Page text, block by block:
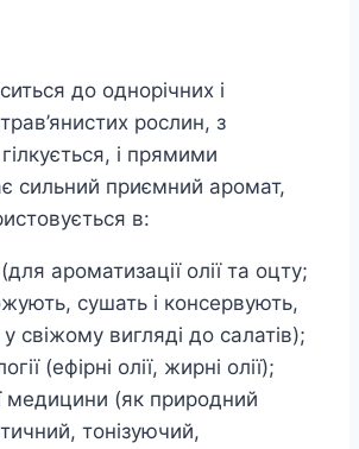
до однорічних і
рослин, з
і прямими
сильний приємний аромат,
в:
(для ароматизації олії та оцту;
сушать і консервують,
свіжому вигляді до салатів);
(ефірні олії, жирні олії);
медицини (як природний
тонізуючий,